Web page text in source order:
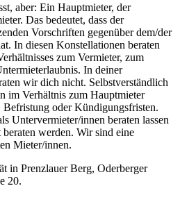
aber: Ein Hauptmieter, der
Das bedeutet, dass der
Vorschriften gegenüber dem/der
In diesen Konstellationen beraten
zum Vermieter, zum
In deiner
wir dich nicht. Selbstverständlich
im Verhältnis zum Hauptmieter
oder Kündigungsfristen.
Untervermieter/innen beraten lassen
werden. Wir sind eine
Mieter/innen.
in Prenzlauer Berg, Oderberger
20.